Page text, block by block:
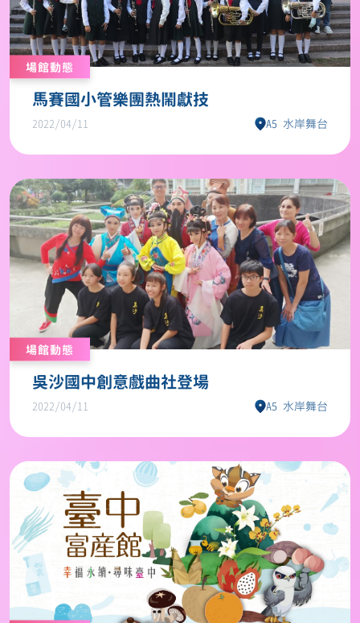
場館動態
馬賽國小管樂團熱鬧獻技
2022/04/11 A5 水岸舞台
場館動態
吳沙國中創意戲曲社登場
2022/04/11 A5 水岸舞台